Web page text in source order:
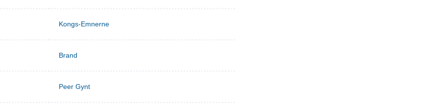
Kongs-Emnerne
Brand
Peer Gynt